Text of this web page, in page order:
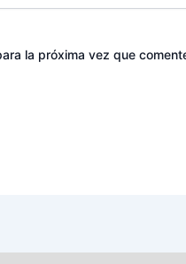
la próxima vez que